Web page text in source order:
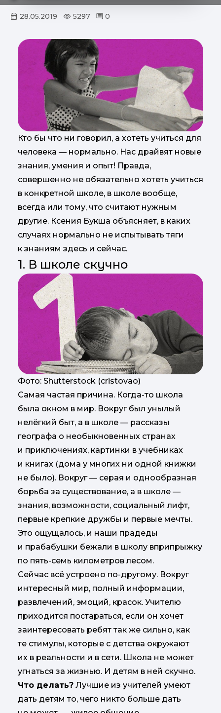
28.05.2019 5297 0
Кто бы что ни говорил, а хотеть учиться для
человека — нормально. Нас драйвят новые
знания, умения и опыт! Правда,
совершенно не обязательно хотеть учиться
в конкретной школе, в школе вообще,
всегда или тому, что считают нужным
другие. Ксения Букша объясняет, в каких
случаях нормально не испытывать тяги
к знаниям здесь и сейчас.
1. В школе скучно
Фото: Shutterstock (cristovao)
Самая частая причина. Когда-то школа
была окном в мир. Вокруг был унылый
нелёгкий быт, а в школе — рассказы
географа о необыкновенных странах
и приключениях, картинки в учебниках
и книгах (дома у многих ни одной книжки
не было). Вокруг — серая и однообразная
борьба за существование, а в школе —
знания, возможности, социальный лифт,
первые крепкие дружбы и первые мечты.
Это ощущалось, и наши прадеды
и прабабушки бежали в школу вприпрыжку
по пять-семь километров лесом.
Сейчас всё устроено по-другому. Вокруг
интересный мир, полный информации,
развлечений, эмоций, красок. Учителю
приходится постараться, если он хочет
заинтересовать ребят так же сильно, как
те стимулы, которые с детства окружают
их в реальности и в сети. Школа не может
угнаться за жизнью. И детям в ней скучно.
Что делать? Лучшие из учителей умеют
дать детям то, чего никто больше дать